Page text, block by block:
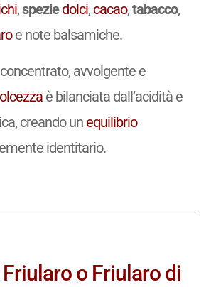
,speziedolci, cacao,tabacco,
e note balsamiche.
avvolgente e
è bilanciata dall’acidità e
creando un equilibrio
identitario.
o Friularo di